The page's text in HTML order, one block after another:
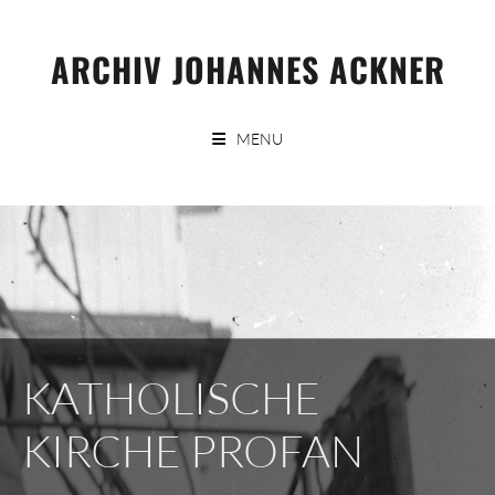
contentARCHIV JOHANNES ACKNER
MENU
KATHOLISCHE
KIRCHE PROFAN